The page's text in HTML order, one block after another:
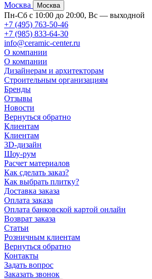
Москва
Москва
Пн-Сб с 10:00 до 20:00, Вс — выходной
+7 (495) 763-50-46
+7 (985) 833-64-30
info@ceramic-center.ru
О компании
О компании
Дизайнерам и архитекторам
Строительным организациям
Бренды
Отзывы
Новости
Вернуться обратно
Клиентам
Клиентам
3D-дизайн
Шоу-рум
Расчет материалов
Как сделать заказ?
Как выбрать плитку?
Доставка заказа
Оплата заказа
Оплата банковской картой онлайн
Возврат заказа
Статьи
Розничным клиентам
Вернуться обратно
Контакты
Задать вопрос
Заказать звонок